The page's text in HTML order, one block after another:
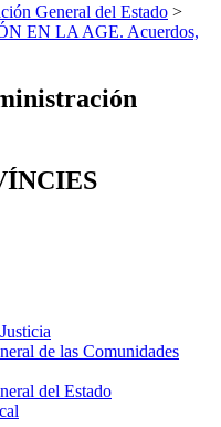
General del Estado >
EN LA AGE. Acuerdos,
de las Comunidades
del Estado